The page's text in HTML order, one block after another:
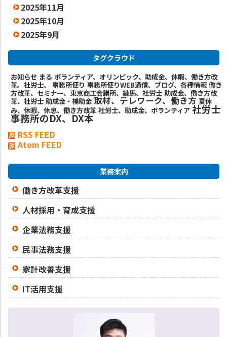
2025年11月
2025年10月
2025年9月
タグクラウド
お知らせ まる ボランティア、オリンピック、助成金、休暇、働き方改
革。社労士、
事務所便り 事務所便りWEB通信、ブログ、各種情報 働き
方改革、セミナー、東京商工会議所、練馬、社労士 助成金、働き方改
革、社労士 助成金・補助金 取材、テレワーク、働き方 夏休
み、休暇、休息、働き方改革 社労士、助成金、ボランティア 社労士
事務所のDX、DX本
RSS FEED
Atom FEED
業務案内
働き方改革支援
人材採用・育成支援
企業法務支援
民事法務支援
家計改善支援
IT活用支援